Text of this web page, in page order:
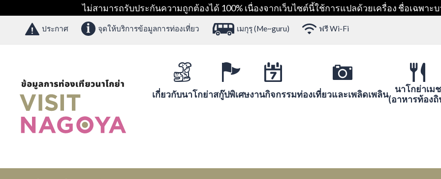
ไม่สามารถรับประกันความถูกต้องได้ 100% เนื่องจากเว็บไซต์นี้ใช้การแปลด้วยเครื่อง ชื่อเฉพา
ประกาศ จุดให้บริการข้อมูลการท่องเที่ยว เมกุรุ (Me~guru) ฟรี Wi-Fi
เกี่ยวกับนาโกย่าสกู๊ปพิเศษงานกิจกรรมท่องเที่ยวและเพลิดเพลิน
นาโกย่าเมช
(อาหารท้องถิ